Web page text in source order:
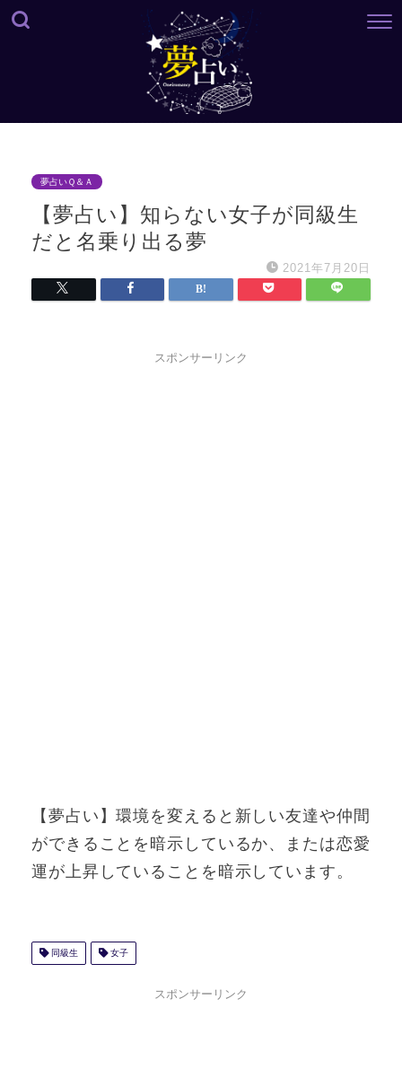
夢占いＱ＆Ａ
【夢占い】知らない女子が同級生
だと名乗り出る夢
2021年7月20日
スポンサーリンク
【夢占い】環境を変えると新しい友達や仲間
ができることを暗示しているか、または恋愛
運が上昇していることを暗示しています。
同級生 女子
スポンサーリンク